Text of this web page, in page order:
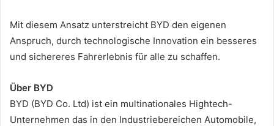
Mit diesem Ansatz unterstreicht BYD den eigenen
Anspruch, durch technologische Innovation ein besseres
und sichereres Fahrerlebnis für alle zu schaffen.
Über BYD
BYD (BYD Co. Ltd) ist ein multinationales Hightech-
Unternehmen das in den Industriebereichen Automobile,